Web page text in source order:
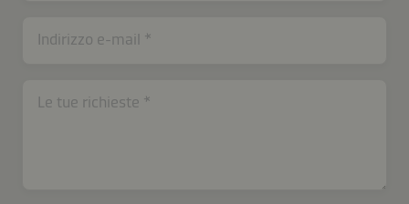
lGJD65gB
Indirizzo e-mail
Le tue richieste